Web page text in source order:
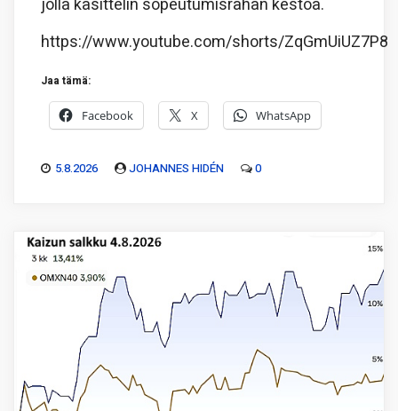
jolla käsittelin sopeutumisrahan kestoa.
https://www.youtube.com/shorts/ZqGmUiUZ7P8
Jaa tämä:
Facebook X WhatsApp
5.8.2026 JOHANNES HIDÉN 0